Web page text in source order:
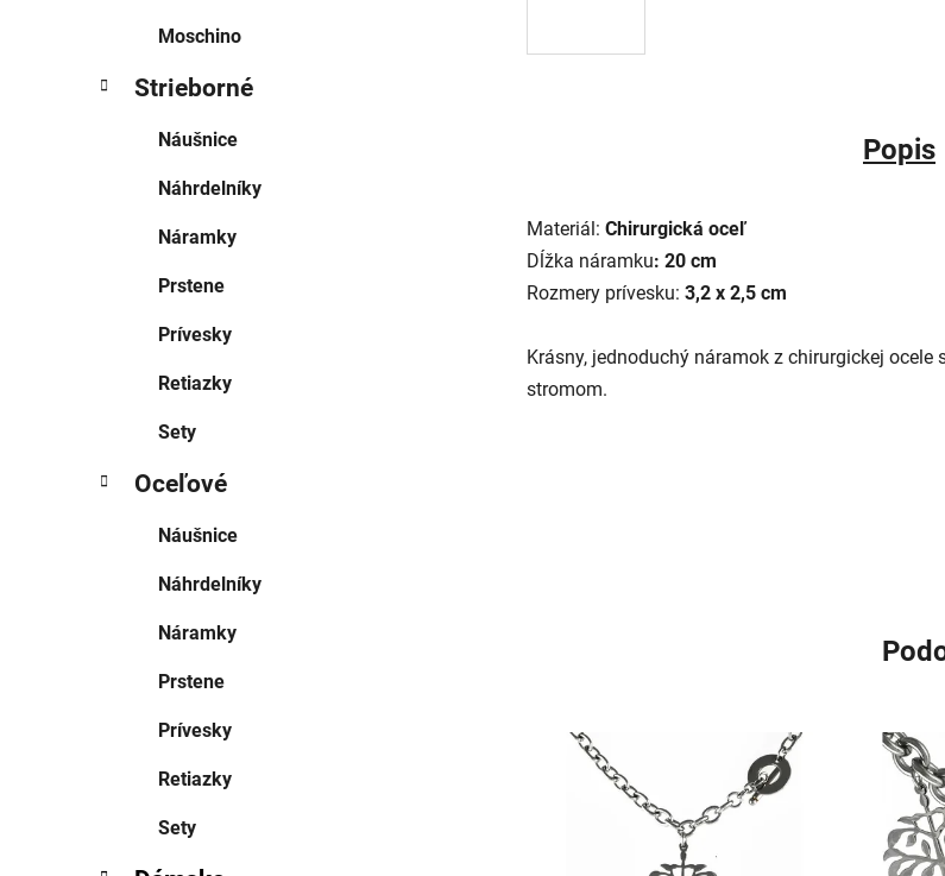
Moschino
Strieborné
Náušnice
Náhrdelníky
Náramky
Prstene
Prívesky
Retiazky
Sety
Oceľové
Náušnice
Náhrdelníky
Náramky
Prstene
Prívesky
Retiazky
Sety
Popis
Materiál: Chirurgická oceľ
Dĺžka náramku: 20 cm
Rozmery prívesku: 3,2 x 2,5 cm
Krásny, jednoduchý náramok z chirurgickej ocele
stromom.